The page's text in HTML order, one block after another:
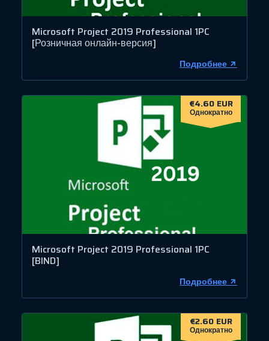
Microsoft Project 2019 Professional 1PC
[Розничная онлайн-версия]
Подробнее
€4.60 EUR
Однократно
Microsoft Project 2019 Professional 1PC
[BIND]
Подробнее
€2.60 EUR
Однократно